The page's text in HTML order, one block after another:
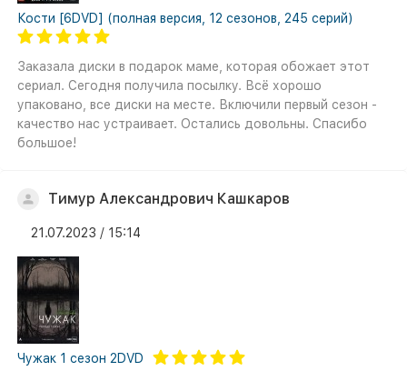
Кости [6DVD] (полная версия, 12 сезонов, 245 серий)
Заказала диски в подарок маме, которая обожает этот
сериал. Сегодня получила посылку. Всё хорошо
упаковано, все диски на месте. Включили первый сезон -
качество нас устраивает. Остались довольны. Спасибо
большое!
Тимур Александрович Кашкаров
21.07.2023 / 15:14
Чужак 1 сезон 2DVD